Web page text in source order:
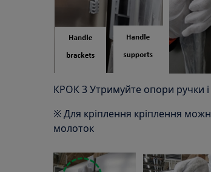
КРОК 3 Утримуйте опори ручки і
※ Для кріплення кріплення
молоток